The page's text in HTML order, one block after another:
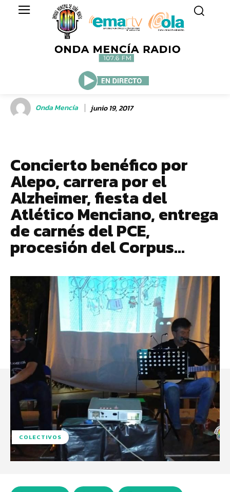
Onda Mencía junio 19, 2017
Concierto benéfico por
Alepo, carrera por el
Alzheimer, fiesta del
Atlético Menciano, entrega
de carnés del PCE,
procesión del Corpus…
COLECTIVOS